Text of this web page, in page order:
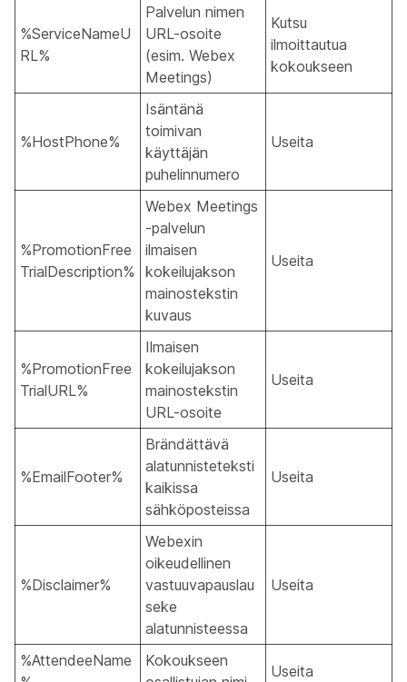
%ServiceNameU
RL%
Palvelun nimen
URL-osoite
(esim. Webex
Meetings)
Kutsu
ilmoittautua
kokoukseen
%HostPhone%
Isäntänä
toimivan
käyttäjän
puhelinnumero
Useita
%PromotionFree
TrialDescription%
Webex Meetings
-palvelun
ilmaisen
kokeilujakson
mainostekstin
kuvaus
Useita
%PromotionFree
TrialURL%
Ilmaisen
kokeilujakson
mainostekstin
URL-osoite
Useita
%EmailFooter%
Brändättävä
alatunnisteteksti
kaikissa
sähköposteissa
Useita
%Disclaimer%
Webexin
oikeudellinen
vastuuvapauslau
seke
alatunnisteessa
Useita
%AttendeeName
Kokoukseen
Useita